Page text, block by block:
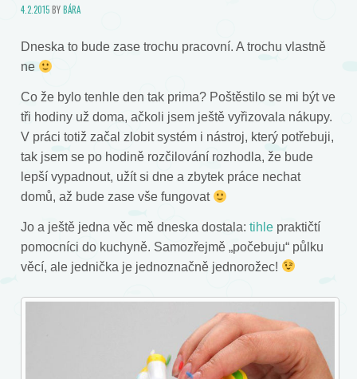
4.2.2015BYBÁRA
Dneska to bude zase trochu pracovní. A trochu vlastně
ne
Co že bylo tenhle den tak prima? Poštěstilo se mi být ve
tři hodiny už doma, ačkoli jsem ještě vyřizovala nákupy.
V práci totiž začal zlobit systém i nástroj, který potřebuji,
tak jsem se po hodině rozčilování rozhodla, že bude
lepší vypadnout, užít si dne a zbytek práce nechat
domů, až bude zase vše fungovat
Jo a ještě jedna věc mě dneska dostala: tihlepraktičtí
pomocníci do kuchyně. Samozřejmě „počebuju“ půlku
věcí, ale jednička je jednoznačně jednorožec!